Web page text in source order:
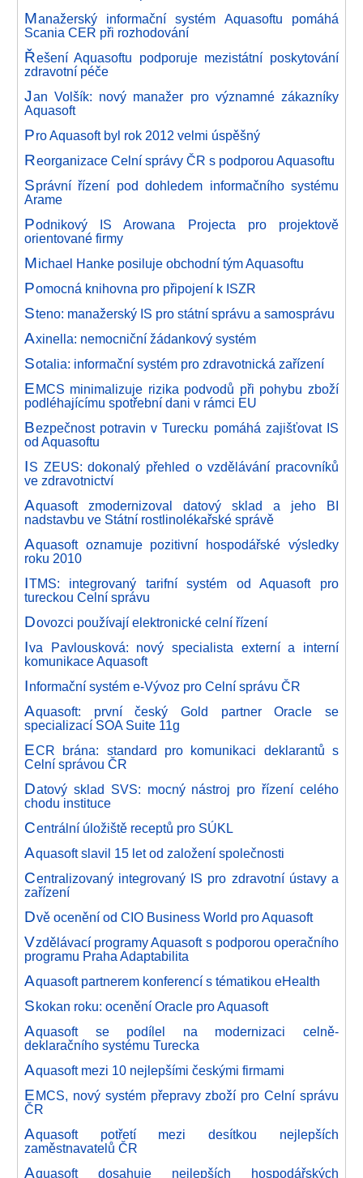
Manažerský informační systém Aquasoftu pomáhá
Scania CER při rozhodování
Řešení Aquasoftu podporuje mezistátní poskytování
zdravotní péče
Jan Volšík: nový manažer pro významné zákazníky
Aquasoft
Pro Aquasoft byl rok 2012 velmi úspěšný
Reorganizace Celní správy ČR s podporou Aquasoftu
Správní řízení pod dohledem informačního systému
Arame
Podnikový IS Arowana Projecta pro projektově
orientované firmy
Michael Hanke posiluje obchodní tým Aquasoftu
Pomocná knihovna pro připojení k ISZR
Steno: manažerský IS pro státní správu a samosprávu
Axinella: nemocniční žádankový systém
Sotalia: informační systém pro zdravotnická zařízení
EMCS minimalizuje rizika podvodů při pohybu zboží
podléhajícímu spotřební dani v rámci EU
Bezpečnost potravin v Turecku pomáhá zajišťovat IS
od Aquasoftu
IS ZEUS: dokonalý přehled o vzdělávání pracovníků
ve zdravotnictví
Aquasoft zmodernizoval datový sklad a jeho BI
nadstavbu ve Státní rostlinolékařské správě
Aquasoft oznamuje pozitivní hospodářské výsledky
roku 2010
ITMS: integrovaný tarifní systém od Aquasoft pro
tureckou Celní správu
Dovozci používají elektronické celní řízení
Iva Pavlousková: nový specialista externí a interní
komunikace Aquasoft
Informační systém e-Vývoz pro Celní správu ČR
Aquasoft: první český Gold partner Oracle se
specializací SOA Suite 11g
ECR brána: standard pro komunikaci deklarantů s
Celní správou ČR
Datový sklad SVS: mocný nástroj pro řízení celého
chodu instituce
Centrální úložiště receptů pro SÚKL
Aquasoft slavil 15 let od založení společnosti
Centralizovaný integrovaný IS pro zdravotní ústavy a
zařízení
Dvě ocenění od CIO Business World pro Aquasoft
Vzdělávací programy Aquasoft s podporou operačního
programu Praha Adaptabilita
Aquasoft partnerem konferencí s tématikou eHealth
Skokan roku: ocenění Oracle pro Aquasoft
Aquasoft se podílel na modernizaci celně-
deklaračního systému Turecka
Aquasoft mezi 10 nejlepšími českými firmami
EMCS, nový systém přepravy zboží pro Celní správu
ČR
Aquasoft potřetí mezi desítkou nejlepších
zaměstnavatelů ČR
Aquasoft dosahuje nejlepších hospodářských